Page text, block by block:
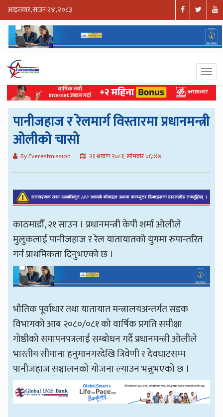
आइतवार, साउन २४, २०८३
पानीजहाज र रेलमार्ग विस्तारमा प्रधानमन्त्री
ओलीको चासो
By Everestmission २१ श्रावण २०८१, सोमबार ०६:४७
काठमाडौँ, २१ साउन । प्रधानमन्त्री केपी शर्मा ओलीले
मुलुकलाई पानीजहाज र रेल यातायातको युगमा रुपान्तरित
गर्न प्राथमिकता दिनुभएको छ ।
भौतिक पूर्वाधार तथा यातायात मन्त्रालयअन्तर्गत सडक
विभागको आब २०८०/०८१ को वार्षिक प्रगति समीक्षा
गोष्ठीको समापनपत्रलाई सम्बोधन गर्दै प्रधानमन्त्री ओलीले
भारतीय सीमाना हनुमानगरदेखि त्रिवेणी र देवघाटसम्म
पानीजहाज सञ्चालनको योजना ल्याउन भन्नुभएको छ ।